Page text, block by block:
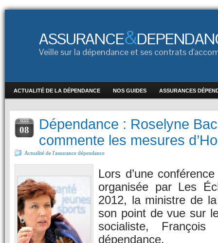
ASSURANCE&
Veille sur la dépendance et ses contrats
ACTUALITÉ DE LA DÉPENDANCE NOS GUIDES ASSURANCES
MAR
08
Dépendance : Roselyne
commente les mesures
Actualité de l'assurance dépendance
Lors d’une
organisée par Les
2012, la ministre de
son point de vue sur
socialiste,
dépendance.